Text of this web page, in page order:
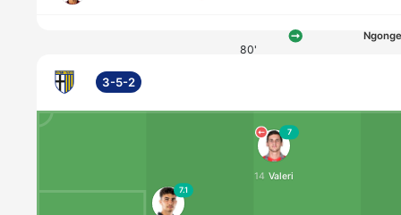
80'
Ngonge
3-5-2
7.1
7
14 Valeri